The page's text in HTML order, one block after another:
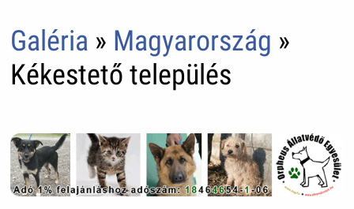
Galéria » Magyarország »
Kékestető település